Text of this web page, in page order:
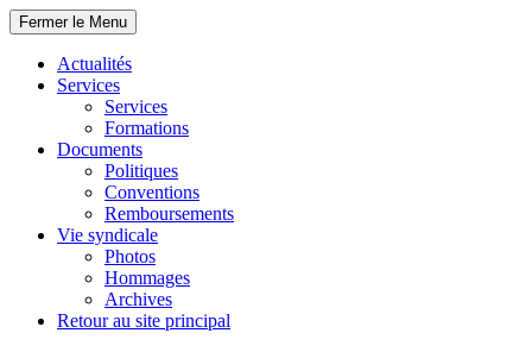
Fermer le Menu
Actualités
Services
Services
Formations
Documents
Politiques
Conventions
Remboursements
Vie syndicale
Photos
Hommages
Archives
Retour au site principal